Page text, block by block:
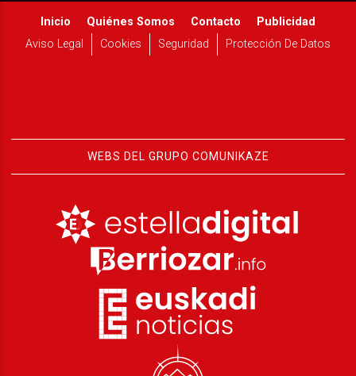
Inicio Quiénes Somos Contacto
Publicidad
Aviso Legal
Cookies Seguridad Protección De Datos
WEBS DEL GRUPO COMUNIKAZE